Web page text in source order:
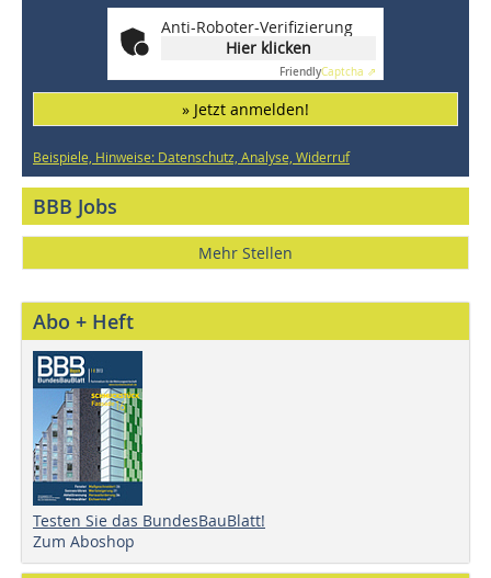
Anti-Roboter-Verifizierung
Hier klicken
FriendlyCaptcha ⇗
» Jetzt anmelden!
Beispiele, Hinweise: Datenschutz, Analyse, Widerruf
BBB Jobs
Mehr Stellen
Abo + Heft
Testen Sie das BundesBauBlatt!
Zum Aboshop